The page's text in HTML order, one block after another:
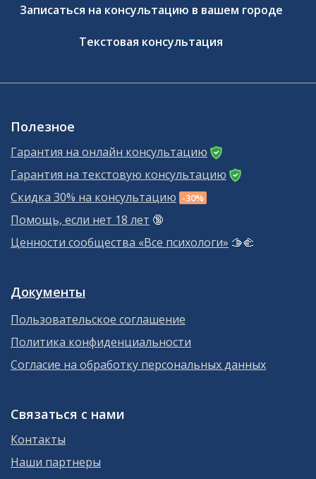
Записаться на консультацию в вашем городе
Текстовая консультация
Полезное
Гарантия на онлайн консультацию
Гарантия на текстовую консультацию
Скидка 30% на консультацию -30%
Помощь, если нет 18 лет 🔞
Ценности сообщества «Все психологи» 🫱‍🫲
Документы
Пользовательское соглашение
Политика конфиденциальности
Согласие на обработку персональных данных
Связаться с нами
Контакты
Наши партнеры